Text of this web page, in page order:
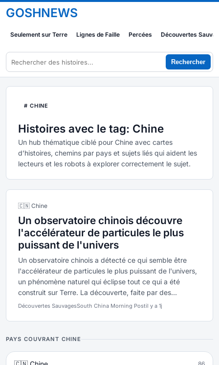
GOSHNEWS
Seulement sur Terre Lignes de Faille Percées Découvertes
Rechercher
# CHINE
Histoires avec le tag: Chine
Un hub thématique ciblé pour Chine avec cartes
d’histoires, chemins par pays et sujets liés qui aident les
lecteurs et les robots à explorer correctement le sujet.
🇨🇳 Chine
Un observatoire chinois découvre
l'accélérateur de particules le plus
puissant de l'univers
Un observatoire chinois a détecté ce qui semble être
l'accélérateur de particules le plus puissant de l'univers,
un phénomène naturel qui éclipse tout ce qui a été
construit sur Terre. La découverte, faite par des...
Découvertes SauvagesSouth China Morning Postil y a 1j
PAYS COUVRANT CHINE
86